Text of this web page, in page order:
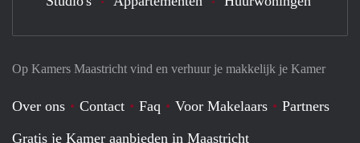
Op Kamers Maastricht vind en verhuur je makkelijk je Kamer
Over ons Contact Faq Voor Makelaars
Partners
Gratis je Kamer aanbieden in Maastricht